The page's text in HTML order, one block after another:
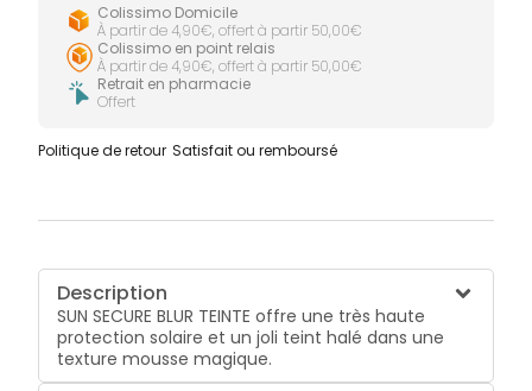
Colissimo Domicile
À partir de 4,90€, offert à partir 50,00€
Colissimo en point relais
À partir de 4,90€, offert à partir 50,00€
Retrait en pharmacie
Offert
Politique de retour Satisfait ou remboursé
Description
SUN SECURE BLUR TEINTE offre une très haute
protection solaire et un joli teint halé dans une
texture mousse magique.